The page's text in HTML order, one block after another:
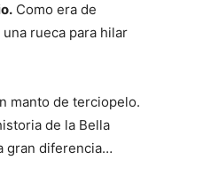
Como era de
rueca para hilar
manto de terciopelo.
de la Bella
gran diferencia…